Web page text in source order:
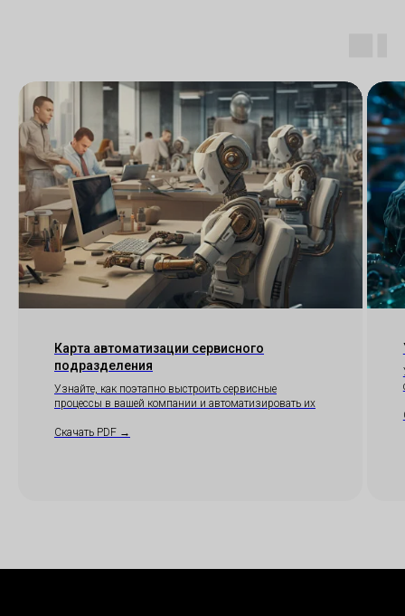
Карта автоматизации сервисного
подразделения
Узнайте, как поэтапно выстроить сервисные
процессы в вашей компании и автоматизировать их
Скачать PDF →
Скачать
Скачать
Скачать